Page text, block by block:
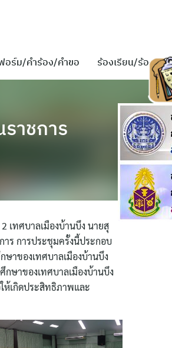
อร์ม/คำร้อง/คำขอ ร้องเรียน/ร้องทุกข์
าชการ
เทศบาลเมืองบ้านบึง นายสุ
าร การประชุมครั้งนี้ประกอบ
าของเทศบาลเมืองบ้านบึง
กษาของเทศบาลเมืองบ้านบึง
ห้เกิดประสิทธิภาพและ